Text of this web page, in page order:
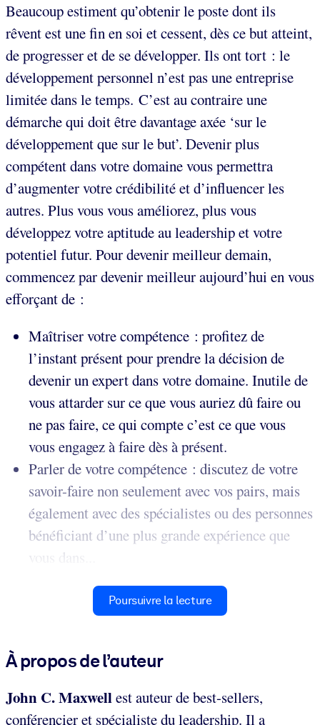
Beaucoup estiment qu’obtenir le poste dont ils
rêvent est une fin en soi et cessent, dès ce but atteint,
de progresser et de se développer. Ils ont tort : le
développement personnel n’est pas une entreprise
limitée dans le temps. C’est au contraire une
démarche qui doit être davantage axée ‘sur le
développement que sur le but’. Devenir plus
compétent dans votre domaine vous permettra
d’augmenter votre crédibilité et d’influencer les
autres. Plus vous vous améliorez, plus vous
développez votre aptitude au leadership et votre
potentiel futur. Pour devenir meilleur demain,
commencez par devenir meilleur aujourd’hui en vous
efforçant de :
Maîtriser votre compétence : profitez de
l’instant présent pour prendre la décision de
devenir un expert dans votre domaine. Inutile de
vous attarder sur ce que vous auriez dû faire ou
ne pas faire, ce qui compte c’est ce que vous
vous engagez à faire dès à présent.
Parler de votre compétence : discutez de votre
savoir-faire non seulement avec vos pairs, mais
également avec des spécialistes ou des personnes
bénéficiant d’une plus grande expérience que
vous dans...
Poursuivre la lecture
À propos de l’auteur
John C. Maxwellest auteur de best-sellers,
conférencier et spécialiste du leadership. Il a